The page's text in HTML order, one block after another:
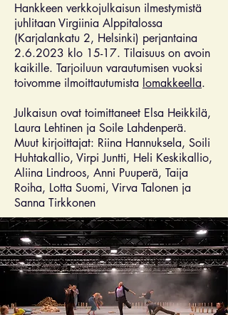
Hankkeen verkkojulkaisun ilmestymistä
juhlitaan Virgiinia Alppitalossa
(Karjalankatu 2, Helsinki) perjantaina
2.6.2023 klo 15-17. Tilaisuus on avoin
kaikille. Tarjoiluun varautumisen vuoksi
toivomme ilmoittautumista lomakkeella.
Julkaisun ovat toimittaneet Elsa Heikkilä,
Laura Lehtinen ja Soile Lahdenperä.
Muut kirjoittajat: Riina Hannuksela, Soili
Huhtakallio, Virpi Juntti, Heli Keskikallio,
Aliina Lindroos, Anni Puuperä, Taija
Roiha, Lotta Suomi, Virva Talonen ja
Sanna Tirkkonen